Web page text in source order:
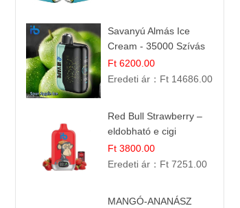
Savanyú Almás Ice
Cream - 35000 Szívás
elektromos cigi
Ft 6200.00
Eredeti ár： Ft 14686.00
Red Bull Strawberry –
eldobható e cigi
Ft 3800.00
Eredeti ár： Ft 7251.00
MANGÓ-ANANÁSZ